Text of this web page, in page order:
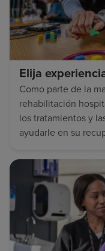
Elija
Como parte de la
rehabilitación
los tratamientos y
ayudarle en su